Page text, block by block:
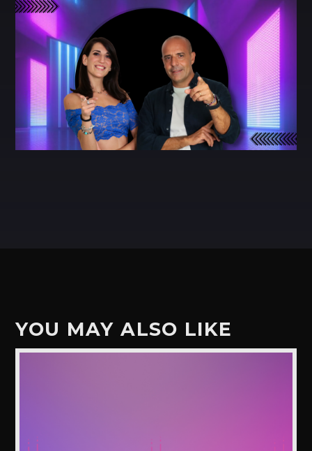
YOU MAY ALSO LIKE